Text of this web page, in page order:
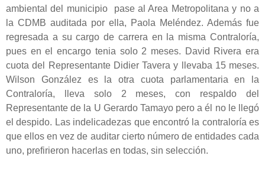
ambiental del municipio pase al Area Metropolitana y no a
la CDMB auditada por ella, Paola Meléndez. Además fue
regresada a su cargo de carrera en la misma Contraloría,
pues en el encargo tenia solo 2 meses. David Rivera era
cuota del Representante Didier Tavera y llevaba 15 meses.
Wilson González es la otra cuota parlamentaria en la
Contraloría, lleva solo 2 meses, con respaldo del
Representante de la U Gerardo Tamayo pero a él no le llegó
el despido. Las indelicadezas que encontró la contraloría es
que ellos en vez de auditar cierto número de entidades cada
uno, prefirieron hacerlas en todas, sin selección.